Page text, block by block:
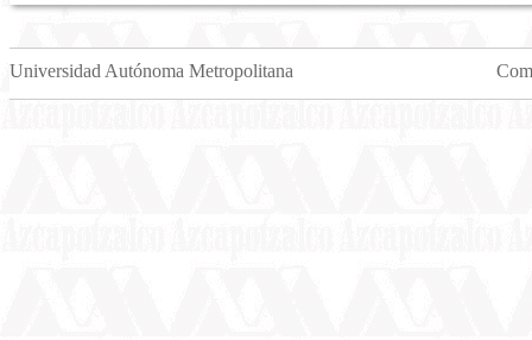
Créditos
Universidad Autónoma Metropolitana